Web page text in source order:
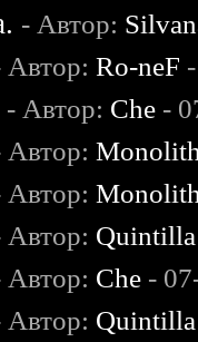
- Автор:
Автор:Ro-neF
- Автор: Che -
Автор:
Автор:
Автор: Quintilla
Автор: Che -
Автор: Quintilla